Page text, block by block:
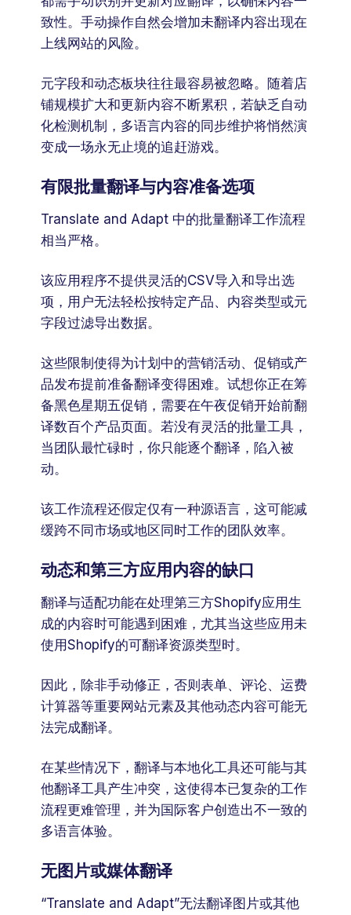
致性。手动操作自然会增加未翻译内容出现在
上线网站的风险。
元字段和动态板块往往最容易被忽略。随着店
铺规模扩大和更新内容不断累积，若缺乏自动
化检测机制，多语言内容的同步维护将悄然演
变成一场永无止境的追赶游戏。
有限批量翻译与内容准备选项
Translate and Adapt 中的批量翻译工作流程
相当严格。
该应用程序不提供灵活的CSV导入和导出选
项，用户无法轻松按特定产品、内容类型或元
字段过滤导出数据。
这些限制使得为计划中的营销活动、促销或产
品发布提前准备翻译变得困难。试想你正在筹
备黑色星期五促销，需要在午夜促销开始前翻
译数百个产品页面。若没有灵活的批量工具，
当团队最忙碌时，你只能逐个翻译，陷入被
动。
该工作流程还假定仅有一种源语言，这可能减
缓跨不同市场或地区同时工作的团队效率。
动态和第三方应用内容的缺口
翻译与适配功能在处理第三方Shopify应用生
成的内容时可能遇到困难，尤其当这些应用未
使用Shopify的可翻译资源类型时。
因此，除非手动修正，否则表单、评论、运费
计算器等重要网站元素及其他动态内容可能无
法完成翻译。
在某些情况下，翻译与本地化工具还可能与其
他翻译工具产生冲突，这使得本已复杂的工作
流程更难管理，并为国际客户创造出不一致的
多语言体验。
无图片或媒体翻译
“Translate and Adapt”无法翻译图片或其他